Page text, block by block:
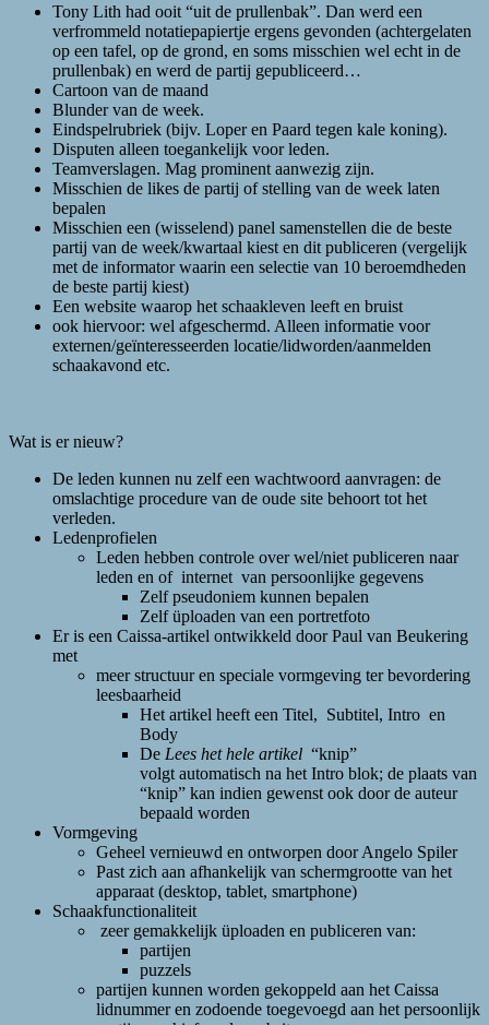
Tony Lith had ooit “uit de prullenbak”. Dan werd een
verfrommeld notatiepapiertje ergens gevonden (achtergelaten
op een tafel, op de grond, en soms misschien wel echt in de
prullenbak) en werd de partij gepubliceerd…
Cartoon van de maand
Blunder van de week.
Eindspelrubriek (bijv. Loper en Paard tegen kale koning).
Disputen alleen toegankelijk voor leden.
Teamverslagen. Mag prominent aanwezig zijn.
Misschien de likes de partij of stelling van de week laten
bepalen
Misschien een (wisselend) panel samenstellen die de beste
partij van de week/kwartaal kiest en dit publiceren (vergelijk
met de informator waarin een selectie van 10 beroemdheden
de beste partij kiest)
Een website waarop het schaakleven leeft en bruist
ook hiervoor: wel afgeschermd. Alleen informatie voor
externen/geïnteresseerden locatie/lidworden/aanmelden
schaakavond etc.
Wat is er nieuw?
De leden kunnen nu zelf een wachtwoord aanvragen: de
omslachtige procedure van de oude site behoort tot het
verleden.
Ledenprofielen
Leden hebben controle over wel/niet publiceren naar
leden en of internet van persoonlijke gegevens
Zelf pseudoniem kunnen bepalen
Zelf üploaden van een portretfoto
Er is een Caissa-artikel ontwikkeld door Paul van Beukering
met
meer structuur en speciale vormgeving ter bevordering
leesbaarheid
Het artikel heeft een Titel, Subtitel, Intro en
Body
De Lees het hele artikel “knip”
volgt automatisch na het Intro blok; de plaats van
“knip” kan indien gewenst ook door de auteur
bepaald worden
Vormgeving
Geheel vernieuwd en ontworpen door Angelo Spiler
Past zich aan afhankelijk van schermgrootte van het
apparaat (desktop, tablet, smartphone)
Schaakfunctionaliteit
zeer gemakkelijk üploaden en publiceren van:
partijen
puzzels
partijen kunnen worden gekoppeld aan het Caissa
lidnummer en zodoende toegevoegd aan het persoonlijk